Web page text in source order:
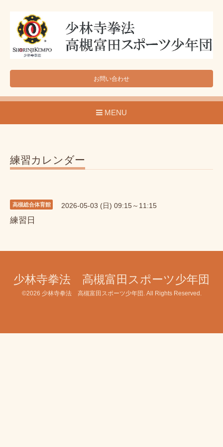
お問い合わせ
MENU
練習カレンダー
高槻総合体育館 2026-05-03 (日) 09:15～11:15
練習日
少林寺拳法 高槻富田スポーツ少年団
©2026 少林寺拳法 高槻富田スポーツ少年団 . All Rights Reserved.